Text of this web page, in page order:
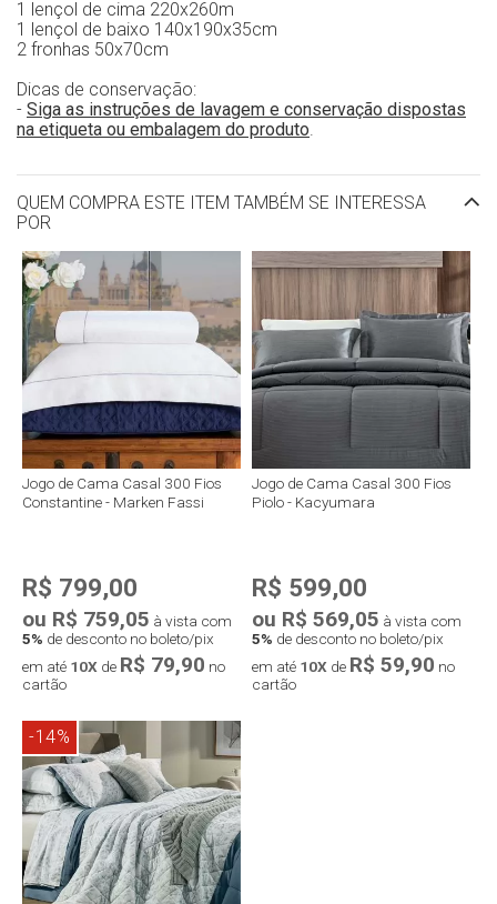
1 lençol de cima 220x260m
1 lençol de baixo 140x190x35cm
2 fronhas 50x70cm
Dicas de conservação:
- Siga as instruções de lavagem e conservação dispostas
na etiqueta ou embalagem do produto
QUEM COMPRA ESTE ITEM TAMBÉM SE INTERESSA
POR
Jogo de Cama Casal 300 Fios
Constantine - Marken Fassi
R$ 799,00
ou R$ 759,05 à vista com
5% de desconto no boleto/pix
em até 10X de R$ 79,90 no
cartão
Jogo de Cama Casal 300 Fios
Piolo - Kacyumara
R$ 599,00
ou R$ 569,05 à vista com
5% de desconto no boleto/pix
em até 10X de R$ 59,90 no
cartão
-14%